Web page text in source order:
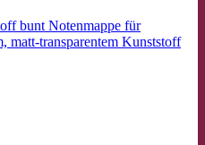
Notenmappe für
matt-transparentem Kunststoff